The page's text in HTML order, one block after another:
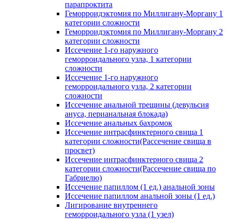
парапроктита
Геморроидэктомия по Миллигану-Моргану 1
категории сложности
Геморроидэктомия по Миллигану-Моргану 2
категории сложности
Иссечение 1-го наружного
геморроидального узла, 1 категории
сложности
Иссечение 1-го наружного
геморроидального узла, 2 категории
сложности
Иссечение анальной трещины (девульсия
ануса, перианальная блокада)
Иссечение анальных бахромок
Иссечение интрасфинктерного свища 1
категории сложности(Рассечение свища в
просвет)
Иссечение интрасфинктерного свища 2
категории сложности(Рассечение свища по
Габриелю)
Иссечение папиллом (1 ед.) анальной зоны
Иссечение папиллом анальной зоны (1 ед.)
Лигирование внутреннего
геморроидального узла (1 узел)